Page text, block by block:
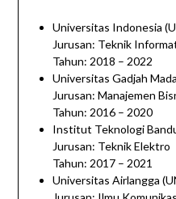
Universitas Indonesia
Jurusan: Teknik
Tahun: 2018 – 2022
Universitas Gadjah
Jurusan: Manajemen
Tahun: 2016 – 2020
Institut Teknologi
Jurusan: Teknik Elektro
Tahun: 2017 – 2021
Universitas Airlangga